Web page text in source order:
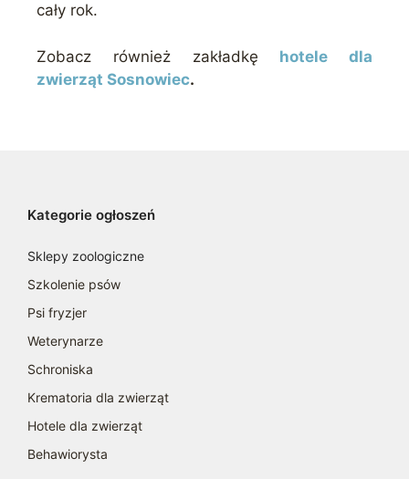
cały rok.
Zobacz również zakładkę hotele dla
zwierząt Sosnowiec.
Kategorie ogłoszeń
Sklepy zoologiczne
Szkolenie psów
Psi fryzjer
Weterynarze
Schroniska
Krematoria dla zwierząt
Hotele dla zwierząt
Behawiorysta